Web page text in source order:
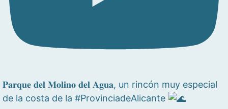
𝐏𝐚𝐫𝐪𝐮𝐞 𝐝𝐞𝐥 𝐌𝐨𝐥𝐢𝐧𝐨 𝐝𝐞𝐥 𝐀𝐠𝐮𝐚, un rincón muy especial
de la costa de la #ProvinciadeAlicante